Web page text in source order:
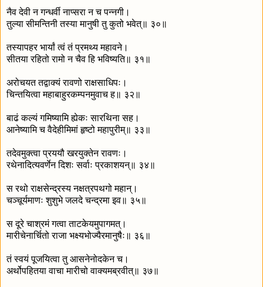
नैव देवी न गन्धर्वी नाप्सरा न च पन्नगी।
तुल्या सीमन्तिनी तस्या मानुषी तु कुतो भवेत्॥ ३०॥
तस्यापहर भार्यां त्वं तं प्रमथ्य महावने।
सीतया रहितो रामो न चैव हि भविष्यति॥ ३१॥
अरोचयत तद्वाक्यं रावणो राक्षसाधिपः।
चिन्तयित्वा महाबाहुरकम्पनमुवाच ह॥ ३२॥
बाढं कल्यं गमिष्यामि ह्येकः सारथिना सह।
आनेष्यामि च वैदेहीमिमां हृष्टो महापुरीम्॥ ३३॥
तदेवमुक्त्वा प्रययौ खरयुक्तेन रावणः।
रथेनादित्यवर्णेन दिशः सर्वाः प्रकाशयन्॥ ३४॥
स रथो राक्षसेन्द्रस्य नक्षत्रपथगो महान्।
चञ्चूर्यमाणः शुशुभे जलदे चन्द्रमा इव॥ ३५॥
स दूरे चाश्रमं गत्वा ताटकेयमुपागमत्।
मारीचेनार्चितो राजा भक्ष्यभोज्यैरमानुषैः॥ ३६॥
तं स्वयं पूजयित्वा तु आसनेनोदकेन च।
अर्थोपहितया वाचा मारीचो वाक्यमब्रवीत्॥ ३७॥